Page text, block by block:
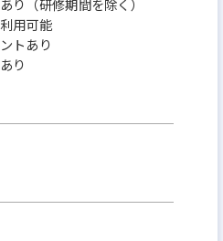
（研修期間を除く）
用可能
トあり
り